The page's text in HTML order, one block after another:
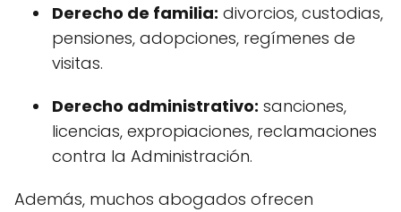
Derecho de familia: divorcios, custodias,
pensiones, adopciones, regímenes de
visitas.
Derecho administrativo: sanciones,
licencias, expropiaciones, reclamaciones
contra la Administración.
Además, muchos abogados ofrecen